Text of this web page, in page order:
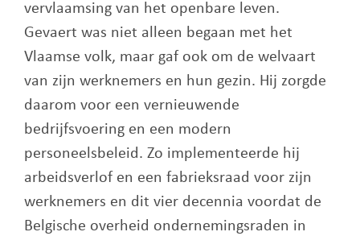
vervlaamsing van het openbare leven.
Gevaert was niet alleen begaan met het
Vlaamse volk, maar gaf ook om de welvaart
van zijn werknemers en hun gezin. Hij zorgde
daarom voor een vernieuwende
bedrijfsvoering en een modern
personeelsbeleid. Zo implementeerde hij
arbeidsverlof en een fabrieksraad voor zijn
werknemers en dit vier decennia voordat de
Belgische overheid ondernemingsraden in